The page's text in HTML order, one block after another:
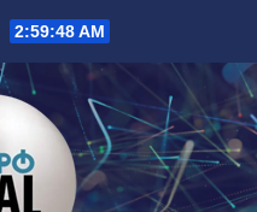
2:59:49 AM